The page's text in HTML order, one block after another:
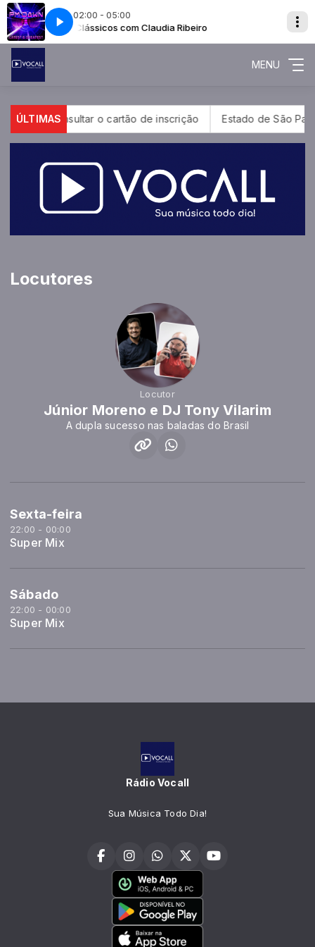
02:00 - 05:00
Só Clássicos com Claudia Ribeiro
BLISS P.M. DAWN - SET ADRIFT ON MEMORY BLISS
MENU
ÚLTIMAS
podem consultar o cartão de inscrição Estado de São
Locutores
Locutor
Júnior Moreno e DJ Tony Vilarim
A dupla sucesso nas baladas do Brasil
Sexta-feira
22:00 - 00:00
Super Mix
Sábado
22:00 - 00:00
Super Mix
Rádio Vocall
Sua Música Todo Dia!